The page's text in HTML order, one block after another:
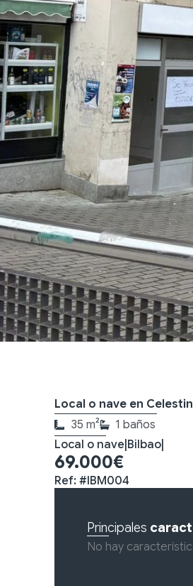
Local o nave en
35 m²
1 baños
Local o nave Bilbao
69.000€
Ref: #IBM004
Principales
No hay